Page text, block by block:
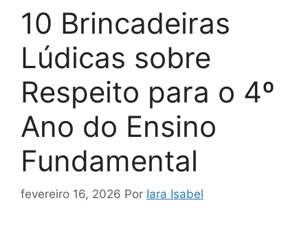
10 Brincadeiras
Lúdicas sobre
Respeito para o 4º
Ano do Ensino
Fundamental
fevereiro 16, 2026 Por Iara Isabel